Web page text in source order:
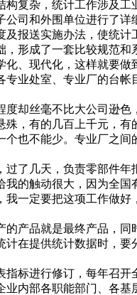
复杂，统计工作涉及
司和外围单位进行了详
报送实施办法，使统
形成了一套比较规范和
、现代化，这样就要
业处室、专业厂的台
却丝毫不比大公司逊
，有的几百上千元，
也不能少。专业厂之
了几天，负责零部件
的触动很大，因为全
一定要把这项工作做
产品就是最终产品，
在提供统计数据时，
标进行修订，每年召
内部各职能部门、各